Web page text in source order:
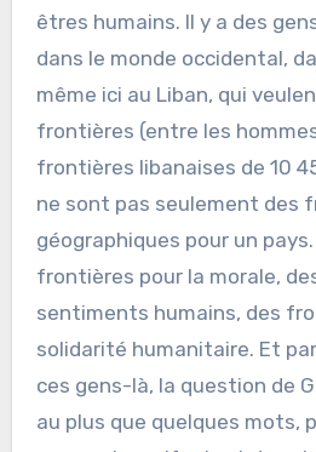
êtres humains. Il y a des
dans le monde occidental,
même ici au Liban, qui
frontières (entre les
frontières libanaises de 10
ne sont pas seulement des
géographiques pour un
frontières pour la morale,
sentiments humains, des
solidarité humanitaire. Et
ces gens-là, la question de
au plus que quelques mots,